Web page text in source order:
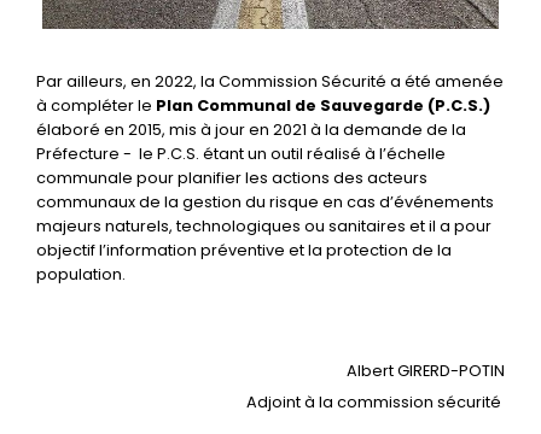
Par ailleurs, en 2022, la Commission Sécurité a été amenée
à compléter le Plan Communal de Sauvegarde (P.C.S.)
élaboré en 2015, mis à jour en 2021 à la demande de la
Préfecture - le P.C.S. étant un outil réalisé à l’échelle
communale pour planifier les actions des acteurs
communaux de la gestion du risque en cas d’événements
majeurs naturels, technologiques ou sanitaires et il a pour
objectif l’information préventive et la protection de la
population.
Albert GIRERD-POTIN
Adjoint à la commission sécurité